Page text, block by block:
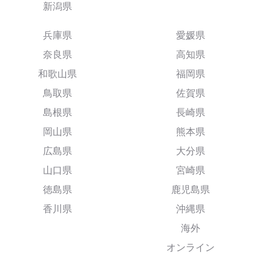
新潟県
兵庫県
奈良県
和歌山県
鳥取県
島根県
岡山県
広島県
山口県
徳島県
香川県
愛媛県
高知県
福岡県
佐賀県
長崎県
熊本県
大分県
宮崎県
鹿児島県
沖縄県
海外
オンライン